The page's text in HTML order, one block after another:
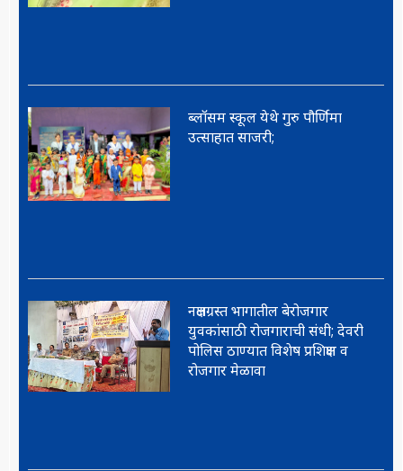
ब्लॉसम स्कूल येथे गुरु पौर्णिमा
उत्साहात साजरी;
नक्षलग्रस्त भागातील बेरोजगार
युवकांसाठी रोजगाराची संधी; देवरी
पोलिस ठाण्यात विशेष प्रशिक्षण व
रोजगार मेळावा